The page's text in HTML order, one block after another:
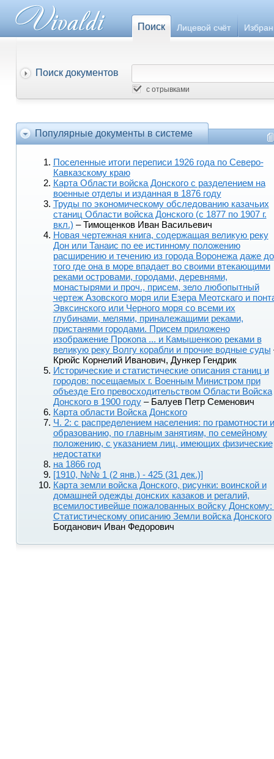
Поиск Лицевой счёт
Поиск документов
с отрывками
Популярные документы в системе
Поселенные итоги переписи 1926 года по Северо-
Кавказскому краю
Карта Области войска Донского с разделением на
военные отделы и изданная в 1876 году
Труды по экономическому обследованию казачьих
станиц Области войска Донского (с 1877 по 1907 г.
вкл.) – Тимощенков Иван Васильевич
Новая чертежная книга, содержащая великую реку
Дон или Танаис по ее истинному положению
расширению и течению из города Воронежа даже до
того где она в море впадает во своими втекающими
реками островами, городами, деревнями,
монастырями и проч., присем, зело любопытный
чертеж Азовского моря или Езера Меотскаго и
Эвксинского или Черного моря со всеми их
глубинами, мелями, приналежащими реками,
пристанями городами. Присем приложено
изображение Прокопа ... и Камышенкою реками в
великую реку Волгу корабли и прочие водные суды
Крюйс Корнелий Иванович, Дункер Гендрик
Исторические и статистические описания станиц и
городов: посещаемых г. Военным Министром при
объезде Его превосходительством Области Войска
Донского в 1900 году– Балуев Петр Семенович
Карта области Войска Донского
Ч. 2: с распределением населения: по грамотности и
образованию, по главным занятиям, по семейному
положению, с указанием лиц, имеющих физические
недостатки
на 1866 год
[1910, №№ 1 (2 янв.) - 425 (31 дек.)]
Карта земли войска Донского, рисунки: воинской и
домашней одежды донских казаков и регалий,
всемилостивейше пожалованных войску Донскому:
Статистическому описанию Земли войска Донского
Богданович Иван Федорович